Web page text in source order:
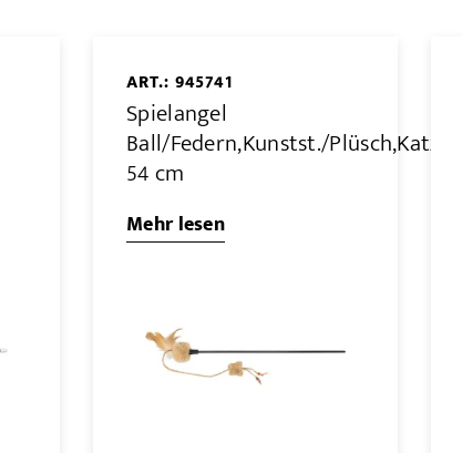
ART.: 945741
Spielangel
Ball/Federn,Kunstst./
54 cm
Mehr lesen